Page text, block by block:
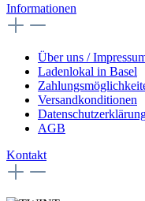
Informationen
Über uns /
Ladenlokal in Basel
Versandkonditionen
AGB
Kontakt